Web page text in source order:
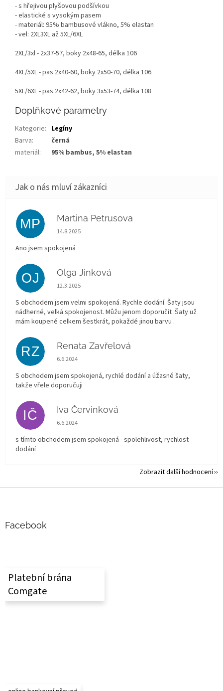
- s hřejivou plyšovou podšívkou
- elastické s vysokým pasem
- materiál: 95% bambusové vlákno, 5% elastan
- vel: 2XL3XL až 5XL/6XL
2XL/3xl - 2x37-57, boky 2x48-65, délka 106
4XL/5XL - pas 2x40-60, boky 2x50-70, délka 106
5XL/6XL - pas 2x42-62, boky 3x53-74, délka 108
Doplňkové parametry
Kategorie: Legíny
Barva:
černá
materiál: 95% bambus, 5% elastan
MP Martina Petrusova
Hodnocení obchodu je 5 z 5 hvězdiček.
14.8.2025
Ano jsem spokojená
OJ Olga Jinková
Hodnocení obchodu je 5 z 5 hvězdiček.
12.3.2025
S obchodem jsem velmi spokojená. Rychle dodání. Šaty jsou
nádherné, velká spokojenost. Můžu jenom doporučit .Šaty už
mám koupené celkem šestkrát, pokaždé jinou barvu .
RZ Renata Zavřelová
Hodnocení obchodu je 5 z 5 hvězdiček.
6.6.2024
S obchodem jsem spokojená, rychlé dodání a úžasné šaty,
takže vřele doporučuji
IČ Iva Červinková
Hodnocení obchodu je 5 z 5 hvězdiček.
6.6.2024
s tímto obchodem jsem spokojená - spolehlivost, rychlost
dodání
Zobrazit další hodnocení
Facebook
Platební brána
Comgate